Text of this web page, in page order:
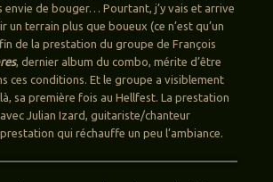
de bouger… Pourtant, j’y vais et arrive
un terrain plus que boueux (ce n’est qu’un
de la prestation du groupe de François
, dernier album du combo, mérite d’être
ces conditions. Et le groupe a visiblement
sa première fois au Hellfest. La prestation
Julian Izard, guitariste/chanteur
qui réchauffe un peu l’ambiance.